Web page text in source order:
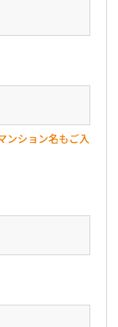
ンション名もご入